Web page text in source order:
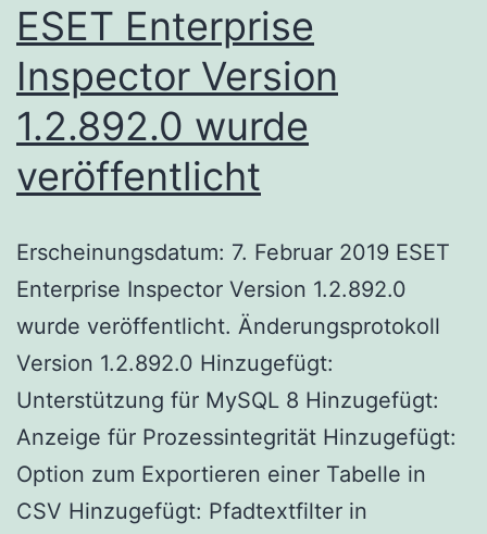
ESET Enterprise
Inspector Version
1.2.892.0 wurde
veröffentlicht
Erscheinungsdatum: 7. Februar 2019 ESET
Enterprise Inspector Version 1.2.892.0
wurde veröffentlicht. Änderungsprotokoll
Version 1.2.892.0 Hinzugefügt:
Unterstützung für MySQL 8 Hinzugefügt:
Anzeige für Prozessintegrität Hinzugefügt:
Option zum Exportieren einer Tabelle in
CSV Hinzugefügt: Pfadtextfilter in